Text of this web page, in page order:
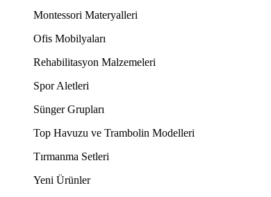
Montessori Materyalleri
Ofis Mobilyaları
Rehabilitasyon Malzemeleri
Spor Aletleri
Sünger Grupları
Top Havuzu ve Trambolin Modelleri
Tırmanma Setleri
Yeni Ürünler